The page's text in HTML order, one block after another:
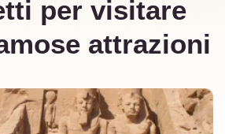
per visitare
attrazioni